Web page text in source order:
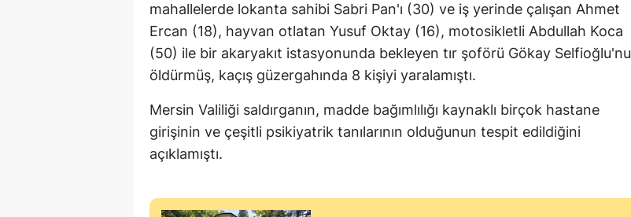
Hakkari
Hatay
Mersin
İstanbul
mahallelerde lokanta sahibi Sabri Pan'ı (30) ve iş yerinde çalışan Ahmet
Ercan (18), hayvan otlatan Yusuf Oktay (16), motosikletli Abdullah Koca
(50) ile bir akaryakıt istasyonunda bekleyen tır şoförü Gökay Selfioğlu'nu
öldürmüş, kaçış güzergahında 8 kişiyi yaralamıştı.
Mersin Valiliği saldırganın, madde bağımlılığı kaynaklı birçok hastane
girişinin ve çeşitli psikiyatrik tanılarının olduğunun tespit edildiğini
açıklamıştı.